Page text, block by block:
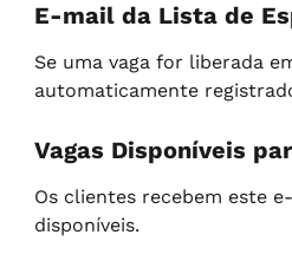
E-mail da Lista de
Se uma vaga for liberada
automaticamente
Vagas Disponíveis
Os clientes recebem este
disponíveis.